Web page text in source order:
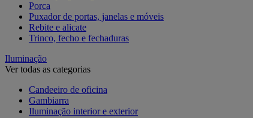
Porca
Puxador de portas, janelas e móveis
Rebite e alicate
Trinco, fecho e fechaduras
Iluminação
Ver todas as categorias
Candeeiro de oficina
Gambiarra
Iluminação interior e exterior